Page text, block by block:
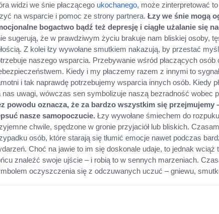
widzi we śnie płaczącego ukochanego, może zinterpretować
na wsparcie i pomoc ze strony partnera. Łzy we śnie mogą
bogactwo bądź też depresję i ciągłe użalanie się
sugerują, że w prawdziwym życiu brakuje nam bliskiej osoby,
Z kolei łzy wywołane smutkiem nakazują, by przestać
naszego wsparcia. Przebywanie wśród płaczących osób
Kiedy i my płaczemy razem z innymi to
i tak naprawdę potrzebujemy wsparcia innych osób. Kiedy
nas uwagi, wówczas sen symbolizuje naszą bezradność wobec
powodu oznacza, że za bardzo wszystkim się przejmujemy
nasze samopoczucie. Łzy wywołane śmiechem do
chwile, spędzone w gronie przyjaciół lub bliskich.
osób, które starają się tłumić emocje nawet podczas
Choć na jawie to im się doskonale udaje, to jednak wciąż
znaleźć swoje ujście – i robią to w sennych marzeniach.
oczyszczenia się z odczuwanych uczuć – gniewu,